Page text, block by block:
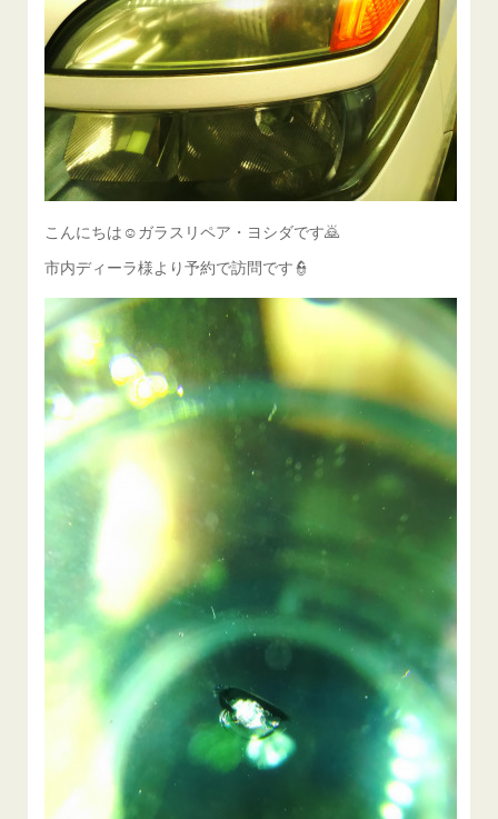
こんにちは☺ガラスリペア・ヨシダです🙇
市内ディーラ様より予約で訪問です👮